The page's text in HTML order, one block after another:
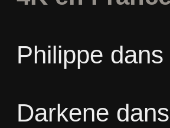
Philippe dans
Darkene dans